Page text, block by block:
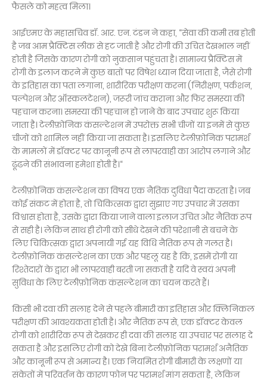
फैसले को महत्व मिला।
आईएमए के महासचिव डॉ. आर. एन. टंडन ने कहा, “सेवा की कमी तब होती
है जब आम प्रैक्टिस लीक से हट जाती है और रोगी की उचित देखभाल नहीं
होती है जिसके कारण रोगी को नुकसान पहुंचता है। सामान्य प्रैक्टिस में
रोगी के इलाज करने में कुछ बातों पर विषेश ध्यान दिया जाता है, जैसे रोगी
के इतिहास का पता लगाना, शारीरिक परीक्षण करना (निरीक्षण, पर्कशन,
पल्पेशन और ऑस्कलटेशन), जरूरी जांच कराना और फिर समस्या की
पहचान करना। समस्या की पहचान हो जाने के बाद उपचार शुरू किया
जाता है। टेलीफ़ोनिक कंसल्टेशन में उपरोक्त सभी चीजों या इनमें से कुछ
चीजों को शामिल नहीं किया जा सकता है। इसलिए टेलीफ़ोनिक परामर्श
के मामलों में डॉक्टर पर कानूनी रूप से लापरवाही का आरोप लगाने और
ढूंढने की संभावना हमेशा होती है।“
टेलीफ़ोनिक कंसल्टेशन का विषय एक नैतिक दुविधा पैदा करता है। जब
कोई संकट में होता है, तो चिकित्सक द्वारा सुझाए गए उपचार में उसका
विश्वास होता है, उसके द्वारा किया जाने वाला इलाज उचित और नैतिक रूप
से सही है। लेकिन साथ ही रोगी को सीधे देखने की परेशानी से बचने के
लिए चिकित्सक द्वारा अपनायी गई यह विधि नैतिक रूप से गलत है।
टेलीफ़ोनिक कंसल्टेशन का एक और पहलू यह है कि, इसमें रोगी या
रिश्तेदारों के द्वारा भी लापरवाही बरती जा सकती है यदि वे स्वयं अपनी
सुविधा के लिए टेलीफ़ोनिक कंसल्टेशन का चयन करते हैं।
किसी भी दवा की सलाह देने से पहले बीमारी का इतिहास और क्लिनिकल
परीक्षण की आवश्यकता होती है। और नैतिक रूप से, एक डॉक्टर केवल
रोगी को शारीरिक रूप से देखकर ही दवा की सलाह या उपचार पर सलाह दे
सकता है और इसलिए रोगी को देखे बिना टेलीफ़ोनिक परामर्श अनैतिक
और कानूनी रूप से अमान्य है। एक नियमित रोगी बीमारी के लक्षणों या
संकेतों में परिवर्तन के कारण फोन पर परामर्श मांग सकता है, लेकिन